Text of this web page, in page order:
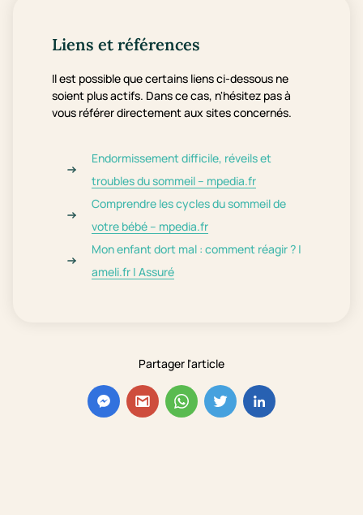
Partager l'article
Liens et références
Il est possible que certains liens ci-dessous ne
soient plus actifs. Dans ce cas, n'hésitez pas à
vous référer directement aux sites concernés.
Endormissement difficile, réveils et
troubles du sommeil – mpedia.fr
Comprendre les cycles du sommeil de
votre bébé – mpedia.fr
Mon enfant dort mal : comment réagir ? |
ameli.fr | Assuré